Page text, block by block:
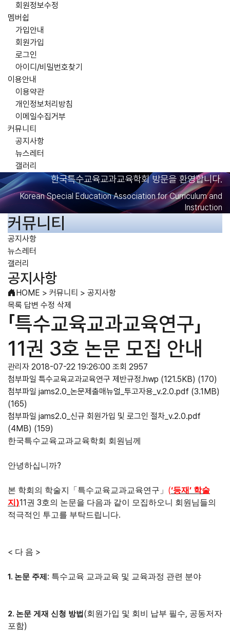
회원정보수정
멤버쉽
가입안내
회원가입
로그인
아이디/비밀번호찾기
이용안내
이용약관
개인정보처리방침
이메일수집거부
커뮤니티
공지사항
뉴스레터
갤러리
한국특수교육교과교육학회 방문을 환영합니다.
Korean Special Education Association for Curriculum and
Instruction
커뮤니티
공지사항
뉴스레터
갤러리
공지사항
HOME > 커뮤니티 > 공지사항
목록 답변 수정 삭제
「특수교육교과교육연구」
11권 3호 논문 모집 안내
관리자 2018-07-22 19:26:00 조회 2957
첨부파일 특수교육교과교육연구 제반규정.hwp (121.5KB) (170)
첨부파일 jams2.0_논문제출매뉴얼_투고자용_v.2.0.pdf (3.1MB)
(165)
첨부파일 jams2.0_신규 회원가입 및 로그인 절차_v.2.0.pdf
(4MB) (159)
한국특수교육교과교육학회 회원님께
안녕하십니까?
본 학회의 학술지 「 특수교육교과교육연구 」 (‘등재’ 학술
지 )11권 3호의 논문을 다음과 같이 모집하오니 회원님들의
적극적인 투고를 부탁드립니다.
< 다 음 >
1. 논문 주제 : 특수교육 교과교육 및 교육과정 관련 분야
2. 논문 게재 신청 방법 (회원가입 및 회비 납부 필수, 공동저자
포함)